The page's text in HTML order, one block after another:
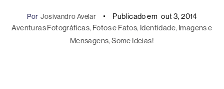
Por Josivandro Avelar Publicado em out 3, 2014
Aventuras Fotográficas, Fotos e Fatos, Identidade, Imagens e
Mensagens, Some Ideias!